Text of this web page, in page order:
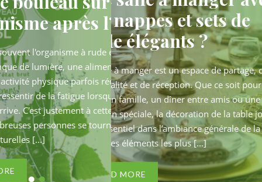
l’hiver
à rude épreuve.
une alimentation plus
parfois réduite, il n'est
fatigue lorsque le
à cette période
se tournent vers des
des nappes et sets de
table élégants ?
La salle à manger est un espace de partage, de
convivialité et de réception. Que ce soit pour un
repas en famille, un dîner entre amis ou une
occasion spéciale, la décoration de la table joue un
rôle essentiel dans l’ambiance générale de la pièce.
Parmi les éléments les plus [...]
READ MORE
L'hiver met souvent
Entre le manque de
riche et une activité
pas rare de ressentir
printemps arrive. C'est
que de nombreuses
solutions naturelles [...]
READ MORE